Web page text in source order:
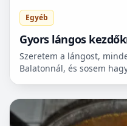
Egyéb
Gyors lángos
Szeretem a lángost,
Balatonnál, és sosem